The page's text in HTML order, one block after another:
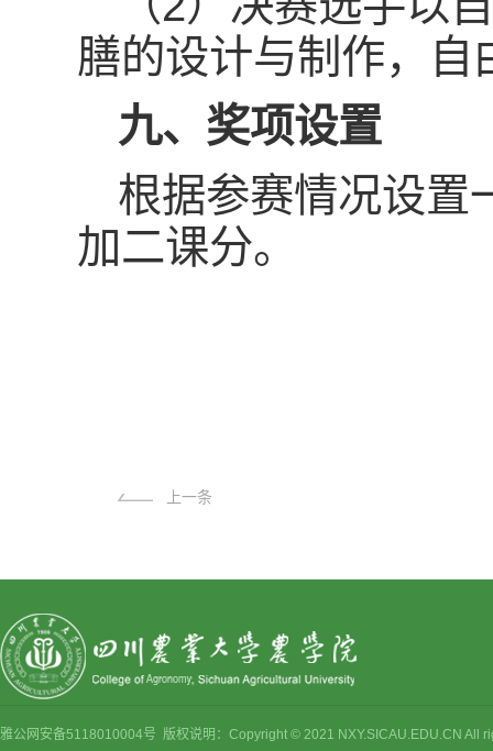
膳的设计与制作，
九、 奖项设置
根据参赛情况设置
加二课分。
上一条
雅公网安备5118010004号 版权说明：Copyright © 2021 NXY.SICAU.EDU.CN All